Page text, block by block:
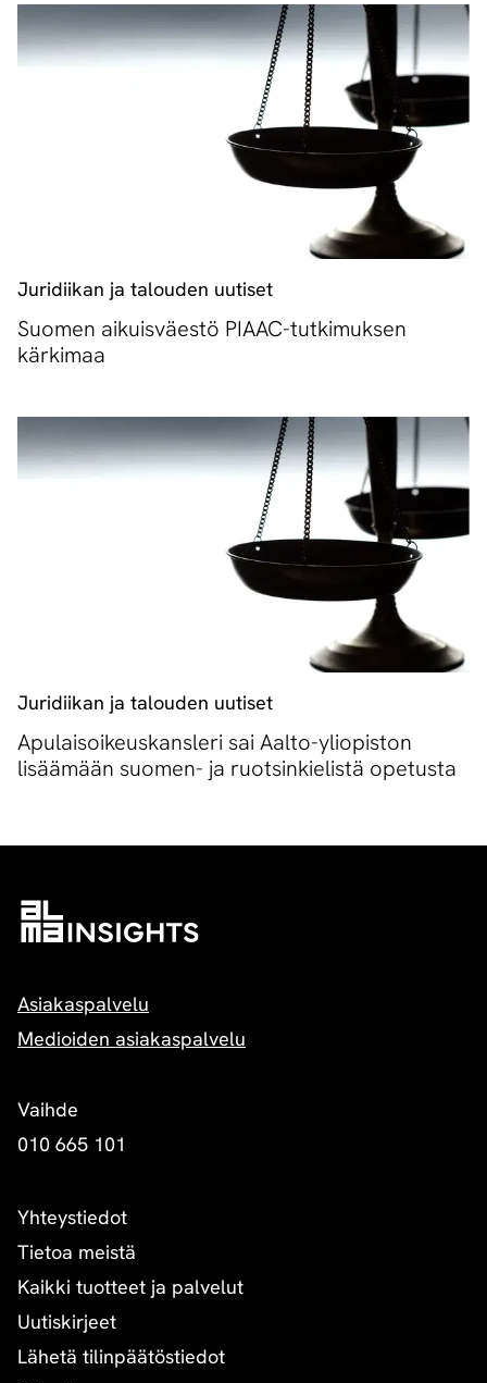
Juridiikan ja talouden uutiset
Suomen aikuisväestö PIAAC-tutkimuksen
kärkimaa
Juridiikan ja talouden uutiset
Apulaisoikeuskansleri sai Aalto-yliopiston
lisäämään suomen- ja ruotsinkielistä opetusta
Asiakaspalvelu
Medioiden asiakaspalvelu
Vaihde
010 665 101
Yhteystiedot
Tietoa meistä
Kaikki tuotteet ja palvelut
Uutiskirjeet
Lähetä tilinpäätöstiedot